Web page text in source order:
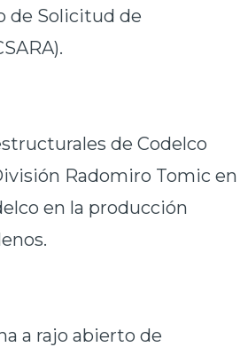
de Solicitud de
de Codelco
Radomiro Tomic en
en la producción
a rajo abierto de